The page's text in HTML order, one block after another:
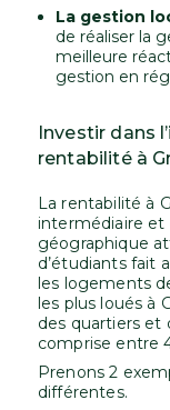
La gestion
de réaliser la
meilleure
gestion en
Investir dans
rentabilité à
La rentabilité à
intermédiaire et
géographique
d’étudiants fait
les logements
les plus loués à
des quartiers et
comprise entre
Prenons 2
différentes.